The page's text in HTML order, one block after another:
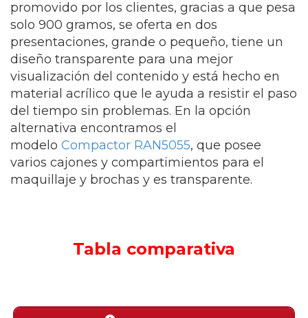
promovido por los clientes, gracias a que pesa
solo 900 gramos, se oferta en dos
presentaciones, grande o pequeño, tiene un
diseño transparente para una mejor
visualización del contenido y está hecho en
material acrílico que le ayuda a resistir el paso
del tiempo sin problemas. En la opción
alternativa encontramos el
modelo Compactor RAN5055, que posee
varios cajones y compartimientos para el
maquillaje y brochas y es transparente.
Tabla comparativa